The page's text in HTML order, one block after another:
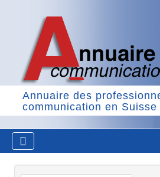
Annuaire des
communication en Suisse